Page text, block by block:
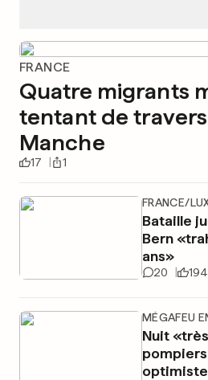
FRANCE
Quatre migrants
tentant de
Manche
17 1
FRANCE/
Bataille
Bern
ans»
20 194
MÉGAFEU
Nuit